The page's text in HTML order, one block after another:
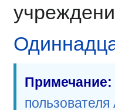
Примечание: